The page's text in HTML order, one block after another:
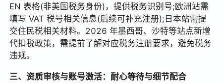
EN 表格(非美国税务身份)，提供税务识别号;欧洲站需
填写 VAT 税号相关信息(后续可补充注册);日本站需提
交住民税相关材料。2026 年墨西哥、沙特等站点新增
代扣税政策，需提前了解对应税务注册要求，避免税务
违规。
三、资质审核与账号激活：耐心等待与细节配合